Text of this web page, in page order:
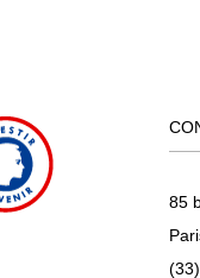
85